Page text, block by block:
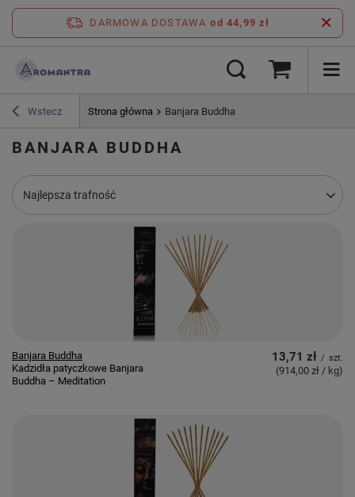
DARMOWA DOSTAWA od 44,99 zł
Wstecz Strona główna Banjara Buddha
BANJARA BUDDHA
Zmień sortowanie
Najlepsza trafność
Banjara Buddha
Kadzidła patyczkowe Banjara
Buddha – Meditation
13,71 zł / szt.
(914,00 zł / kg)